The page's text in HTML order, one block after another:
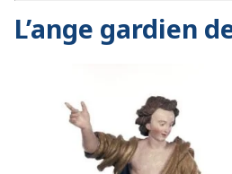
L’ange gardien